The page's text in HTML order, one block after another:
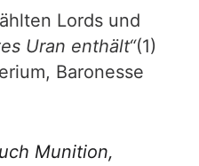
Lords und
Uran enthält“(1)
Baronesse
Munition,